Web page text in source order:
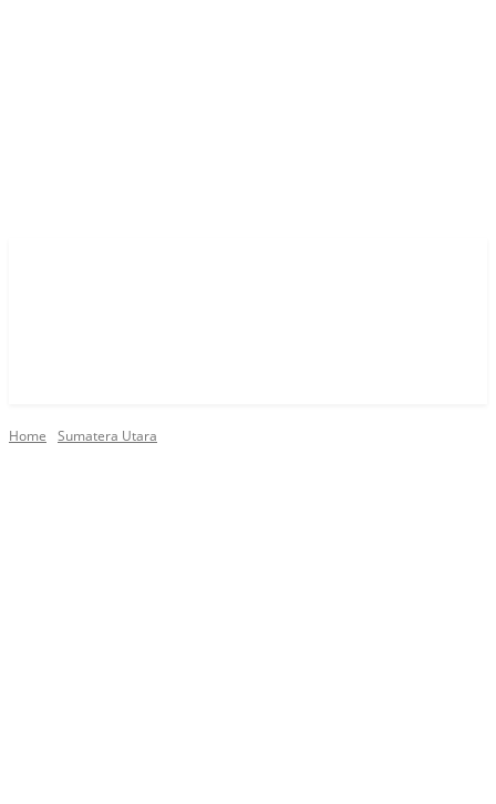
Home Sumatera Utara